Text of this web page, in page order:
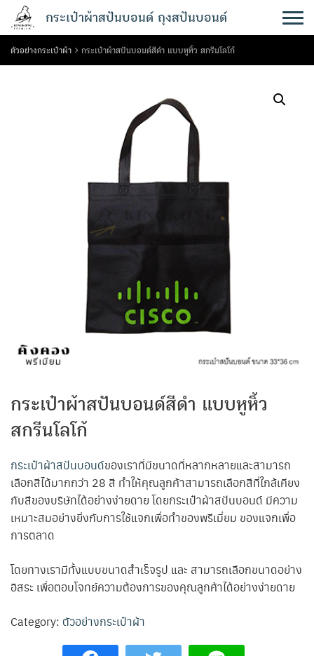
content
กระเป๋าผ้าสปันบอนด์ ถุงสปันบอนด์
ตัวอย่างกระเป๋าผ้า กระเป๋าผ้าสปันบอนด์สีดำ แบบหูหิ้ว สกรีนโลโก้
กระเป๋าผ้าสปันบอนด์สีดำ แบบหูหิ้ว
สกรีนโลโก้
กระเป๋าผ้าสปันบอนด์ของเราที่มีขนาดที่หลากหลายและสามารถ
เลือกสีได้มากกว่า 28 สี ทำให้คุณลูกค้าสามารถเลือกสีที่ใกล้เคียง
กับสีของบริษัทได้อย่างง่ายดาย โดยกระเป๋าผ้าสปันบอนด์ มีความ
เหมาะสมอย่างยิ่งกับการใช้แจกเพื่อทำของพรีเมี่ยม ของแจกเพื่อ
การตลาด
โดยทางเรามีทั้งแบบขนาดสำเร็จรูป และ สามารถเลือกขนาดอย่าง
อิสระ เพื่อตอบโจทย์ความต้องการของคุณลูกค้าได้อย่างง่ายดาย
Category: ตัวอย่างกระเป๋าผ้า